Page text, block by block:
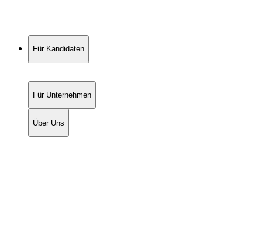
Für Kandidaten
Für Unternehmen
Über Uns